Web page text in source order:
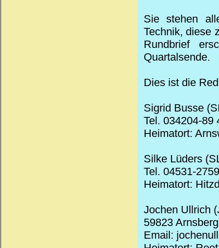
Sie stehen
Technik, diese
Rundbrief
Quartalsende.
Dies ist die
Sigrid Busse
Tel. 034204-89
Heimatort:
Silke Lüders
Tel. 04531-
Heimatort:
Jochen Ullrich
59823
Email: